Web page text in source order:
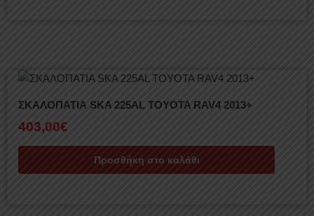
ΣΚΑΛΟΠΑΤΙΑ SKA 225AL TOYOTA RAV4 2013+
403,00€
Προσθήκη στο καλάθι